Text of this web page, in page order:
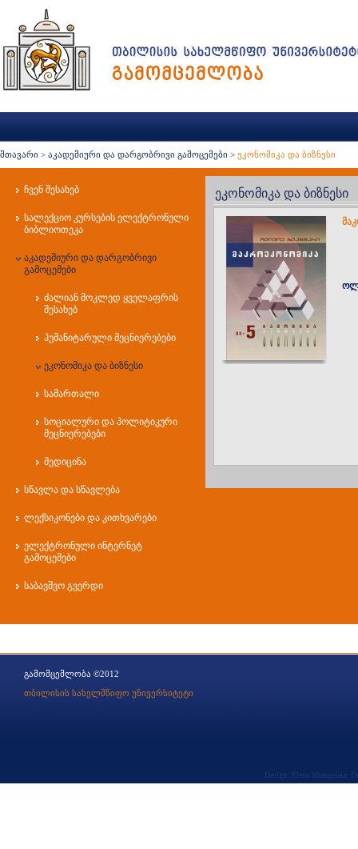
მთავარი > აკადემიური და დარგობრივი გამოცემები > ეკონომიკა და ბიზნესი
ჩვენ შესახებ
სალექციო კურსების ელექტრონული
ბიბლიოთეკა
აკადემიური და დარგობრივი
გამოცემები
ძალიან მოკლედ ყველაფრის
შესახებ
ჰუმანიტარული მეცნიერებები
ეკონომიკა და ბიზნესი
სამართალი
სოციალური და პოლიტიკური
მეცნიერებები
მედიცინა
სწავლა და სწავლება
ლექსიკონები და კითხვარები
ელექტრონული ინტერნეტ
გამოცემები
საბავშვო გვერდი
ეკონომიკა და ბიზნესი
გამომცემლობა ©2012
თბილისის სახელმწიფო უნივერსიტეტი
Design: Elene Shengelaia;